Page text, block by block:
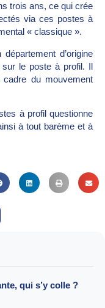
trois ans, ce qui crée
via ces postes à
« classique ».
d’origine
le poste à profil. Il
du mouvement
à profil questionne
à tout barème et à
qui s’y colle ?